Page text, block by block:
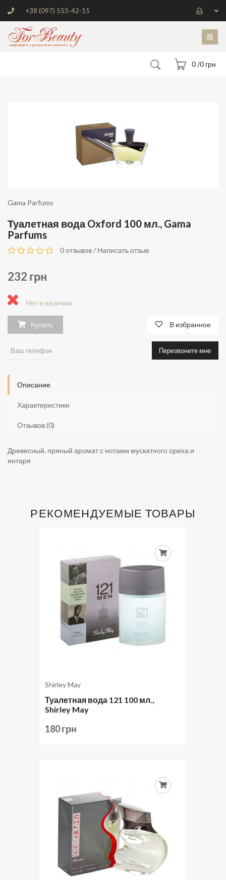
+38 (097) 555-42-15
0 /0 грн
Gama Parfums
Туалетная вода Oxford 100 мл., Gama
Parfums
0 отзывов/ Написать отзыв
232 грн
Нет в наличии
Купить В избранное
Перезвоните мне
Описание
Характеристики
Отзывов (0)
Древесный, пряный аромат с нотами мускатного ореха и
янтаря
РЕКОМЕНДУЕМЫЕ ТОВАРЫ
Shirley May
Туалетная вода 121 100 мл.,
Shirley May
180 грн